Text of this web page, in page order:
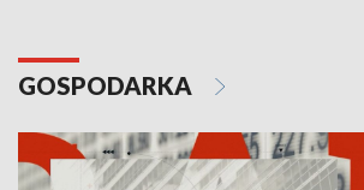
GOSPODARKA